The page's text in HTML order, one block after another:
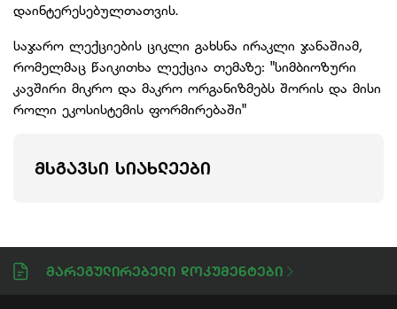
დაინტერესებულთათვის.
საჯარო ლექციების ციკლი გახსნა ირაკლი ჯანაშიამ,
რომელმაც წაიკითხა ლექცია თემაზე: "სიმბიოზური
კავშირი მიკრო და მაკრო ორგანიზმებს შორის და მისი
როლი ეკოსისტემის ფორმირებაში"
ᲛᲡᲒᲐᲕᲡᲘ ᲡᲘᲐᲮᲚᲔᲔᲑᲘ
Მარეგულირებელი Დოკუმენტები